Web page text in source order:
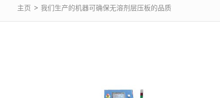
主页 > 我们生产的机器可确保无溶剂层压板的品质